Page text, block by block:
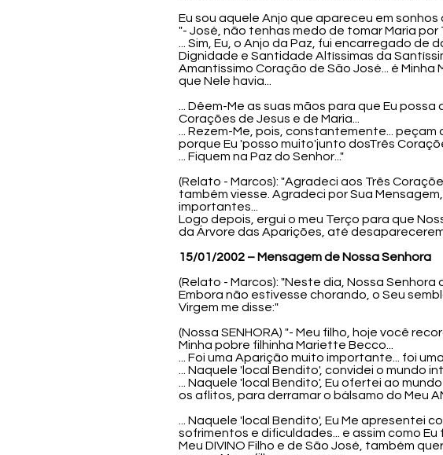
Eu sou aquele Anjo que apareceu em sonhos
"- José, não tenhas medo de tomar Maria
... Sim, Eu, o Anjo da Paz, fui encarregado
Dignidade e Santidade Altíssimas da
Amantíssimo Coração de São José... é
que Nele havia...
... Dêem-Me as suas mãos para que Eu
Corações de Jesus e de Maria...
... Rezem-Me, pois, constantemente...
porque Eu 'posso muito'junto dosTrês
... Fiquem na Paz do Senhor..."
(Relato - Marcos): "Agradeci aos Três
também viesse. Agradeci por Sua
importantes...
Logo depois, ergui o meu Terço para que
da Árvore das Aparições, até
15/01/2002 – Mensagem de Nossa Senhora
(Relato - Marcos): "Neste dia, Nossa
Embora não estivesse chorando, o Seu
Virgem me disse:"
(Nossa SENHORA) "- Meu filho, hoje você
Minha pobre filhinha Mariette Becco...
... Foi uma Aparição muito importante... foi
... Naquele 'local Bendito', convidei o mundo
... Naquele 'local Bendito', Eu ofertei ao
os aflitos, para derramar o bálsamo do Meu
... Naquele 'local Bendito', Eu Me apresentei
sofrimentos e dificuldades... e assim como
Meu DIVINO Filho e de São José, também